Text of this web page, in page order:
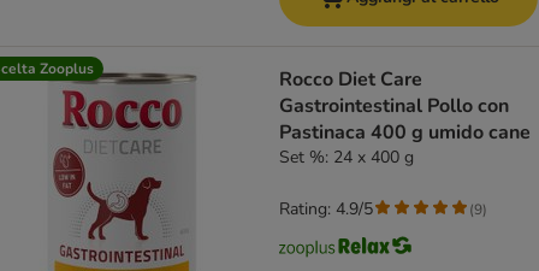
Zooplus
Rocco Diet Care
Gastrointestinal Pollo con
Pastinaca 400 g umido cane
Set %: 24 x 400 g
Rating: 4.9/5 (9)